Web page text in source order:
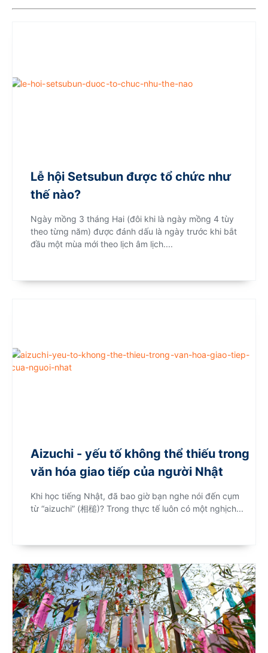
Lễ hội Setsubun được tổ chức như
thế nào?
Ngày mồng 3 tháng Hai (đôi khi là ngày mồng 4 tùy
theo từng năm) được đánh dấu là ngày trước khi bắt
đầu một mùa mới theo lịch âm lịch....
Aizuchi - yếu tố không thể thiếu trong
văn hóa giao tiếp của người Nhật
Khi học tiếng Nhật, đã bao giờ bạn nghe nói đến cụm
từ “aizuchi” (相槌)? Trong thực tế luôn có một nghịch...